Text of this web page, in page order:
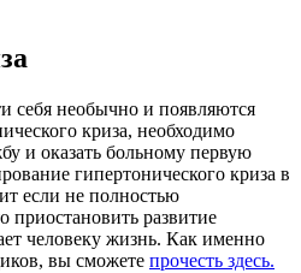
себя необычно и появляются
криза, необходимо
и оказать больному первую
гипертонического криза в
если не полностью
приостановить развитие
человеку жизнь. Как именно
вы сможете прочесть здесь.